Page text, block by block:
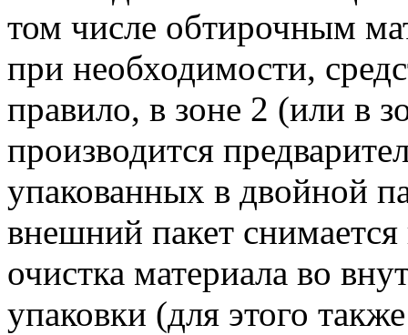
том числе обтирочным
при необходимости,
правило, в зоне 2 (или в
производится
упакованных в двойной
внешний пакет снимается
очистка материала во
упаковки (для этого